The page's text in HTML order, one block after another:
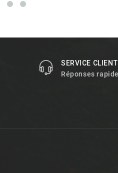
SERVICE CLIENT
Réponses